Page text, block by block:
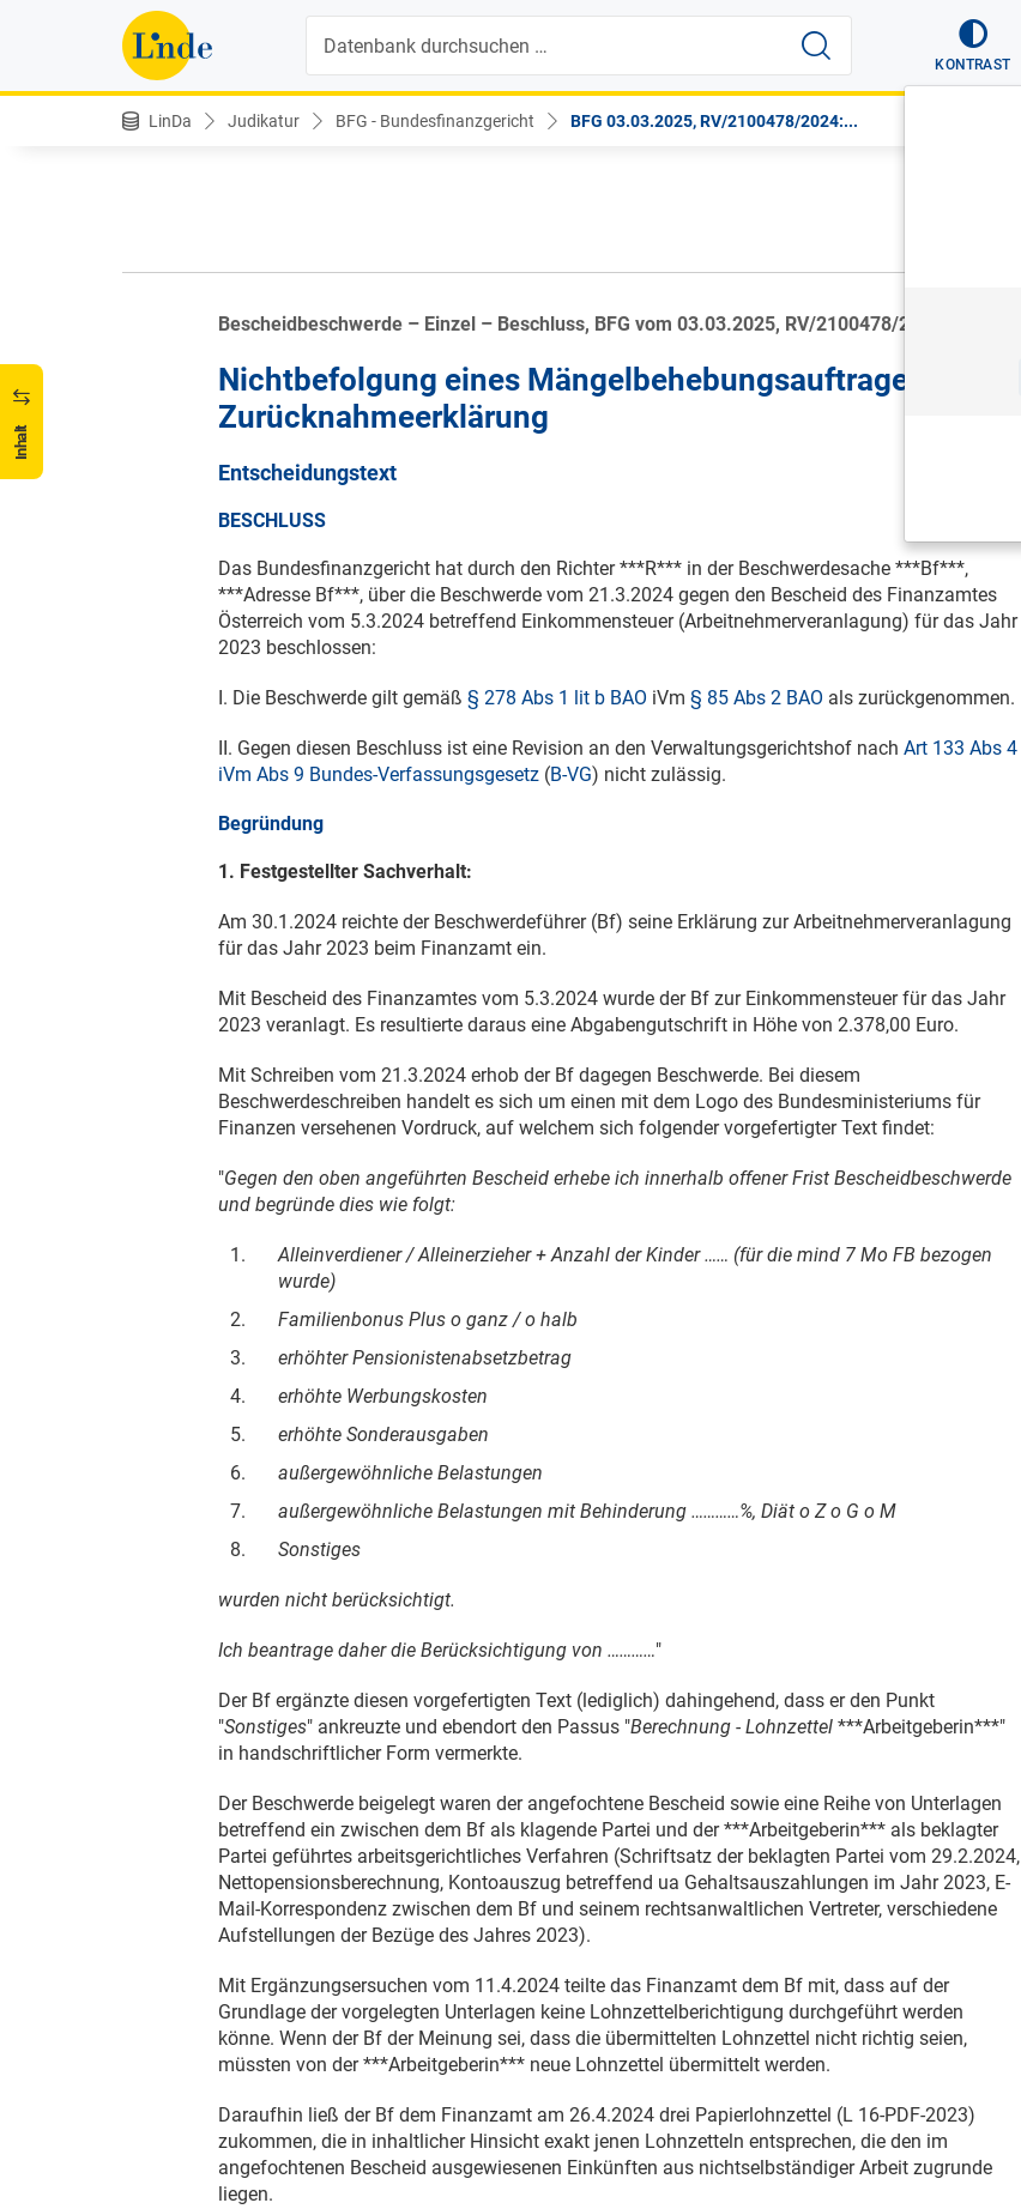
KONTRAST
LinDa Judikatur BFG - Bundesfinanzgericht BFG 03.03.2025, RV/2100478/2024:...
Inhalt
Bescheidbeschwerde – Einzel – Beschluss, BFG vom 03.03.2025, RV/2100478/2024
Nichtbefolgung eines Mängelbehebungsauftrages -
Zurücknahmeerklärung
Entscheidungstext
BESCHLUSS
Das Bundesfinanzgericht hat durch den Richter ***R*** in der Beschwerdesache ***Bf***,
***Adresse Bf***, über die Beschwerde vom21.3.2024 gegen den Bescheid des Finanzamtes
Österreich vom 5.3.2024 betreffend Einkommensteuer (Arbeitnehmerveranlagung) für das Jahr
2023 beschlossen:
I. Die Beschwerde gilt gemäß§ 278 Abs 1 lit b BAO iVm§ 85 Abs 2 BAO als zurückgenommen.
II. Gegen diesen Beschluss ist eine Revision an den Verwaltungsgerichtshof nachArt 133 Abs 4
iVm Abs 9 Bundes-Verfassungsgesetz (B-VG) nicht zulässig.
Begründung
1. Festgestellter Sachverhalt:
Am30.1.2024 reichte der Beschwerdeführer (Bf) seine Erklärung zur Arbeitnehmerveranlagung
für das Jahr 2023 beim Finanzamt ein.
Mit Bescheid des Finanzamtes vom 5.3.2024 wurde der Bf zur Einkommensteuer für das Jahr
2023 veranlagt. Es resultierte daraus eine Abgabengutschrift in Höhe von 2.378,00 Euro.
Mit Schreiben vom21.3.2024 erhob der Bf dagegen Beschwerde. Bei diesem
Beschwerdeschreiben handelt es sich um einen mit dem Logo des Bundesministeriums für
Finanzen versehenen Vordruck, auf welchem sich folgender vorgefertigter Text findet:
"Gegen den oben angeführten Bescheid erhebe ich innerhalb offener Frist Bescheidbeschwerde
und begründe dies wie folgt:
Alleinverdiener / Alleinerzieher + Anzahl der Kinder …… (für die mind 7 Mo FB bezogen
wurde)
Familienbonus Plus o ganz / o halb
erhöhter Pensionistenabsetzbetrag
erhöhte Werbungskosten
erhöhte Sonderausgaben
außergewöhnliche Belastungen
außergewöhnliche Belastungen mit Behinderung …………%, Diät o Z o G o M
Sonstiges
wurden nicht berücksichtigt.
Ich beantrage daher die Berücksichtigung von …………"
Der Bf ergänzte diesen vorgefertigten Text (lediglich) dahingehend, dass er den Punkt
"Sonstiges" ankreuzte und ebendort den Passus "Berechnung - Lohnzettel***Arbeitgeberin***"
in handschriftlicher Form vermerkte.
Der Beschwerde beigelegt waren der angefochtene Bescheid sowie eine Reihe von Unterlagen
betreffend ein zwischen dem Bf als klagende Partei und der ***Arbeitgeberin*** als beklagter
Partei geführtes arbeitsgerichtliches Verfahren (Schriftsatz der beklagten Partei vom29.2.2024,
Nettopensionsberechnung, Kontoauszug betreffend ua Gehaltsauszahlungen im Jahr 2023, E-
Mail-Korrespondenz zwischen dem Bf und seinem rechtsanwaltlichen Vertreter, verschiedene
Aufstellungen der Bezüge des Jahres 2023).
Mit Ergänzungsersuchen vom 11.4.2024 teilte das Finanzamt dem Bf mit, dass auf der
Grundlage der vorgelegten Unterlagen keine Lohnzettelberichtigung durchgeführt werden
könne. Wenn der Bf der Meinung sei, dass die übermittelten Lohnzettel nicht richtig seien,
müssten von der ***Arbeitgeberin*** neue Lohnzettel übermittelt werden.
Daraufhin ließ der Bf dem Finanzamt am26.4.2024 drei Papierlohnzettel (L 16-PDF-2023)
zukommen, die in inhaltlicher Hinsicht exakt jenen Lohnzetteln entsprechen, die den im
angefochtenen Bescheid ausgewiesenen Einkünften aus nichtselbständiger Arbeit zugrunde
liegen.